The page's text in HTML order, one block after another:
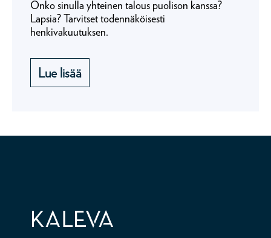
Onko sinulla yhteinen talous puolison kanssa?
Lapsia? Tarvitset todennäköisesti
henkivakuutuksen.
Lue lisää